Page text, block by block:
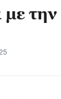
με